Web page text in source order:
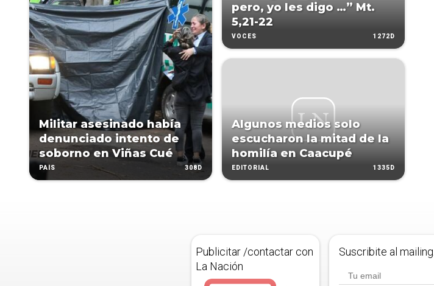
Militar asesinado había
denunciado intento de
soborno en Viñas Cué
PAÍS 308D
pero, yo les digo …” Mt.
5,21-22
VOCES 1272D
Algunos medios solo
escucharon la mitad de la
homilía en Caacupé
EDITORIAL 1335D
Publicitar /contactar con
La Nación
Suscribite al mailing.